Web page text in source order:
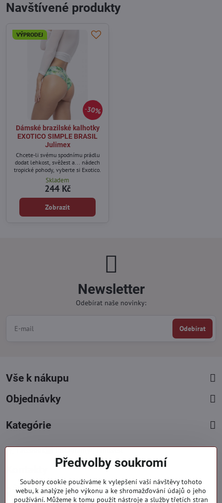
Navštívené produkty
30%
VÝPRODEJ
Dámské brazilské kalhotky
EXOTICO SIMPLE BRASIL
Julimex
Chcete-li svému spodnímu prádlu
dodat lehkost, svěžest a... nádech
tropické pohody, vyberte si Exotico.
Skladem
244 Kč
Zobrazit
Newsletter
Odebírat naše novinky:
Odebírat
Vše k nákupu
Objednávky
Kategórie
+421 919 060 751
Pondělí - Pátek : 09:00 - 15:00 hod.
Předvolby soukromí
Soubory cookie používáme k vylepšení vaší návštěvy tohoto
webu, k analýze jeho výkonu a ke shromažďování údajů o jeho
používání. Můžeme k tomu použít nástroje a služby třetích stran